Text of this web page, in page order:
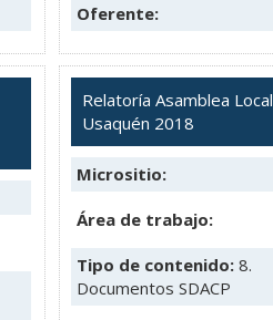
Oferente:
Relatoría Asamblea Local
Usaquén 2018
Micrositio:
Área de trabajo:
Tipo de contenido: 8.
Documentos SDACP